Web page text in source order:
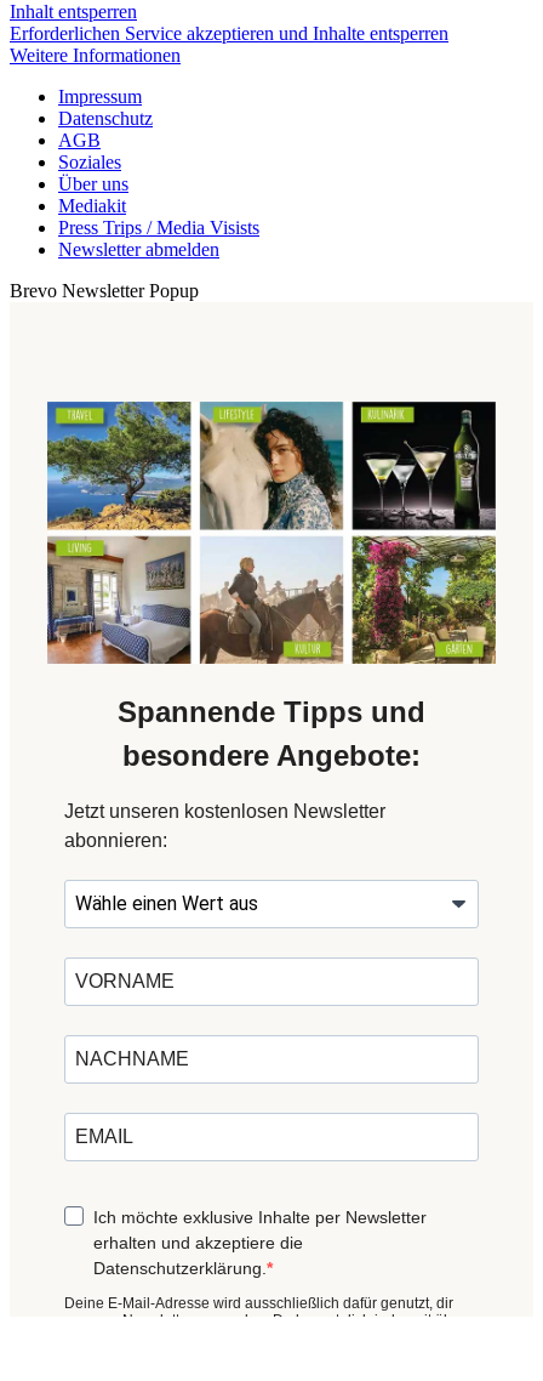
Inhalt entsperren
Erforderlichen Service akzeptieren und Inhalte entsperren
Weitere Informationen
Impressum
Datenschutz
AGB
Soziales
Über uns
Mediakit
Press Trips / Media Visists
Newsletter abmelden
Brevo Newsletter Popup